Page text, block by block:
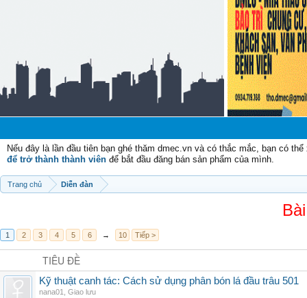
Nếu đây là lần đầu tiên bạn ghé thăm dmec.vn và có thắc mắc, bạn có
để trở thành thành viên để bắt đầu đăng bán sản phẩm của mình.
Trang chủ Diễn đàn
1 2 3 4 5 6 → 10 Tiếp >
TIÊU ĐỀ
Kỹ thuật canh tác: Cách sử dụng phân bón lá đầu trâu 501
nana01
Giao lưu